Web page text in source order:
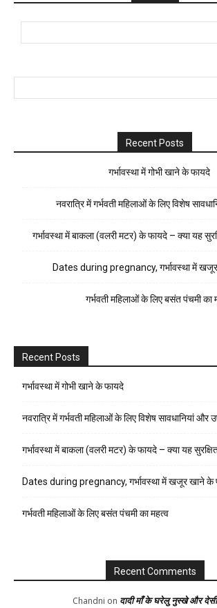
Recent Posts
गर्भावस्था में गोभी खाने के फायदे
नवरात्रि में गर्भवती महिलाओं के लिए विशेष
गर्भावस्था में बाकला (वलरी मटर) के फायदे – क्या यह
Dates during pregnancy, गर्भावस्था में
गर्भवती महिलाओं के लिए बसंत पंचमी का
Recent Posts
गर्भावस्था में गोभी खाने के फायदे
नवरात्रि में गर्भवती महिलाओं के लिए विशेष सावधानियां और
गर्भावस्था में बाकला (वलरी मटर) के फायदे – क्या यह
Dates during pregnancy, गर्भावस्था में खजूर खाने के
गर्भवती महिलाओं के लिए बसंत पंचमी का महत्व
Recent Comments
Chandni on दादी माँ के घरेलु नुस्खे और